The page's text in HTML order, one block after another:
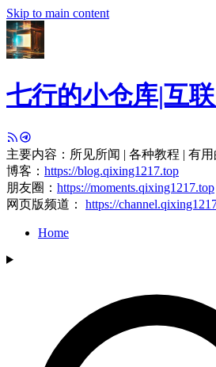
Skip to main content
七行的小仓库|互
主要内容：所见所闻 | 各种教程 | 有
博客： https://blog.qixing1217.top
朋友圈： https://moments.qixing1217.top
网页版频道： https://
Home